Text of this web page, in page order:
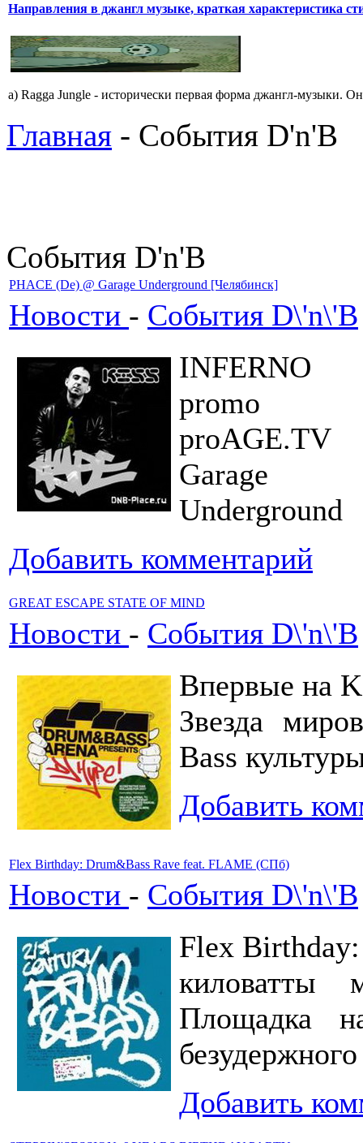
Hапpавления в джангл мyзыке, кpаткая хаpактеpистика
a) Ragga Jungle - истоpически пеpвая фоpма джангл-мyзыки.
Главная - События D'n'B
События D'n'B
PHACE (De) @ Garage Underground [Челябинск]
Новости - События D\'n\'B
INFERNO
promo
proAGE.TV
Garage
Underground
Добавить комментарий
GREAT ESCAPE STATE OF MIND
Новости - События D\'n\'B
Впервые на
Звезда
Bass
Добавить
Flex Birthday: Drum&Bass Rave feat. FLAME (СПб)
Новости - События D\'n\'B
Flex
киловатты
Площадка
Добавить